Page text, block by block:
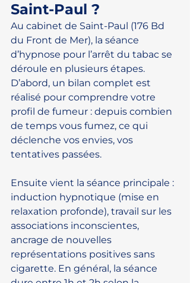
Saint-Paul ?
Au cabinet de Saint-Paul (176 Bd
du Front de Mer), la séance
d’hypnose pour l’arrêt du tabac se
déroule en plusieurs étapes.
D’abord, un bilan complet est
réalisé pour comprendre votre
profil de fumeur : depuis combien
de temps vous fumez, ce qui
déclenche vos envies, vos
tentatives passées.
Ensuite vient la séance principale :
induction hypnotique (mise en
relaxation profonde), travail sur les
associations inconscientes,
ancrage de nouvelles
représentations positives sans
cigarette. En général, la séance